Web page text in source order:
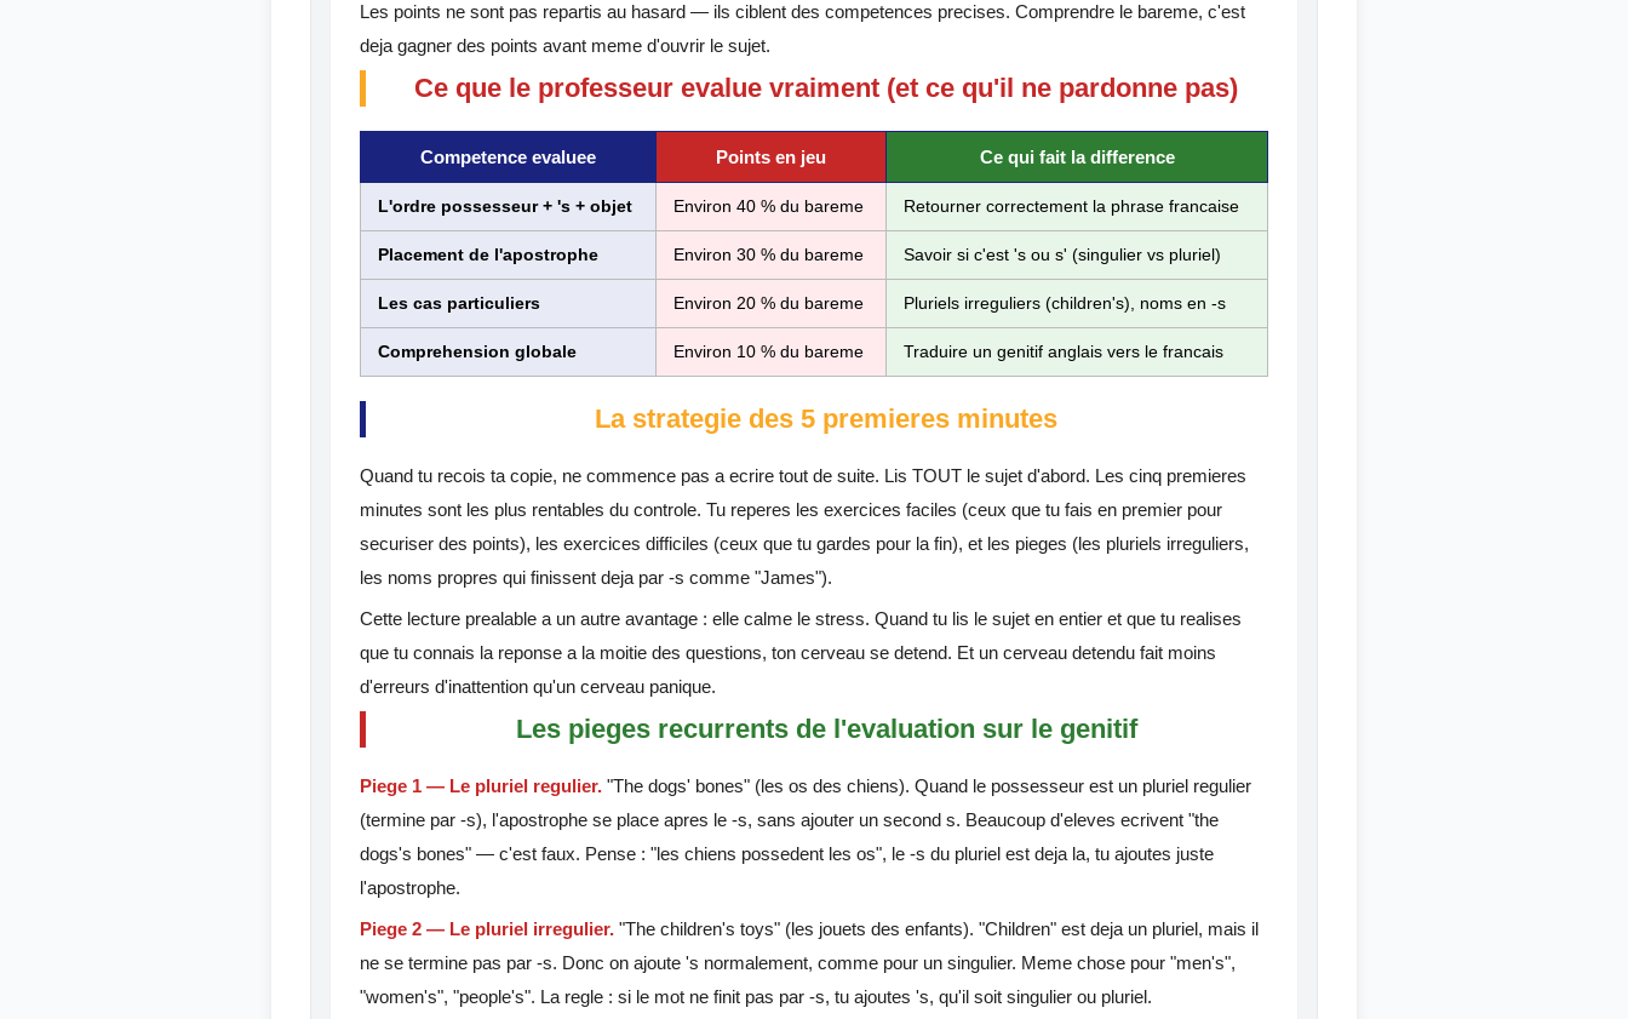
Les points ne sont pas repartis au hasard — ils ciblent des competences precises. Comprendre le bareme, c'est
deja gagner des points avant meme d'ouvrir le sujet.
Ce que le professeur evalue vraiment (et ce qu'il ne pardonne pas)
Competence evaluee Points en jeu Ce qui fait la difference
L'ordre possesseur + 's + objet Environ 40 % du bareme Retourner correctement la phrase francaise
Placement de l'apostrophe Environ 30 % du bareme Savoir si c'est 's ou s' (singulier vs pluriel)
Les cas particuliers Environ 20 % du bareme Pluriels irreguliers (children's), noms en -s
Comprehension globale Environ 10 % du bareme Traduire un genitif anglais vers le francais
La strategie des 5 premieres minutes
Quand tu recois ta copie, ne commence pas a ecrire tout de suite. Lis TOUT le sujet d'abord. Les cinq premieres
minutes sont les plus rentables du controle. Tu reperes les exercices faciles (ceux que tu fais en premier pour
securiser des points), les exercices difficiles (ceux que tu gardes pour la fin), et les pieges (les pluriels irreguliers,
les noms propres qui finissent deja par -s comme "James").
Cette lecture prealable a un autre avantage : elle calme le stress. Quand tu lis le sujet en entier et que tu realises
que tu connais la reponse a la moitie des questions, ton cerveau se detend. Et un cerveau detendu fait moins
d'erreurs d'inattention qu'un cerveau panique.
Les pieges recurrents de l'evaluation sur le genitif
Piege 1 — Le pluriel regulier. "The dogs' bones" (les os des chiens). Quand le possesseur est un pluriel regulier
(termine par -s), l'apostrophe se place apres le -s, sans ajouter un second s. Beaucoup d'eleves ecrivent "the
dogs's bones" — c'est faux. Pense : "les chiens possedent les os", le -s du pluriel est deja la, tu ajoutes juste
l'apostrophe.
Piege 2 — Le pluriel irregulier. "The children's toys" (les jouets des enfants). "Children" est deja un pluriel, mais il
ne se termine pas par -s. Donc on ajoute 's normalement, comme pour un singulier. Meme chose pour "men's",
"women's", "people's". La regle : si le mot ne finit pas par -s, tu ajoutes 's, qu'il soit singulier ou pluriel.